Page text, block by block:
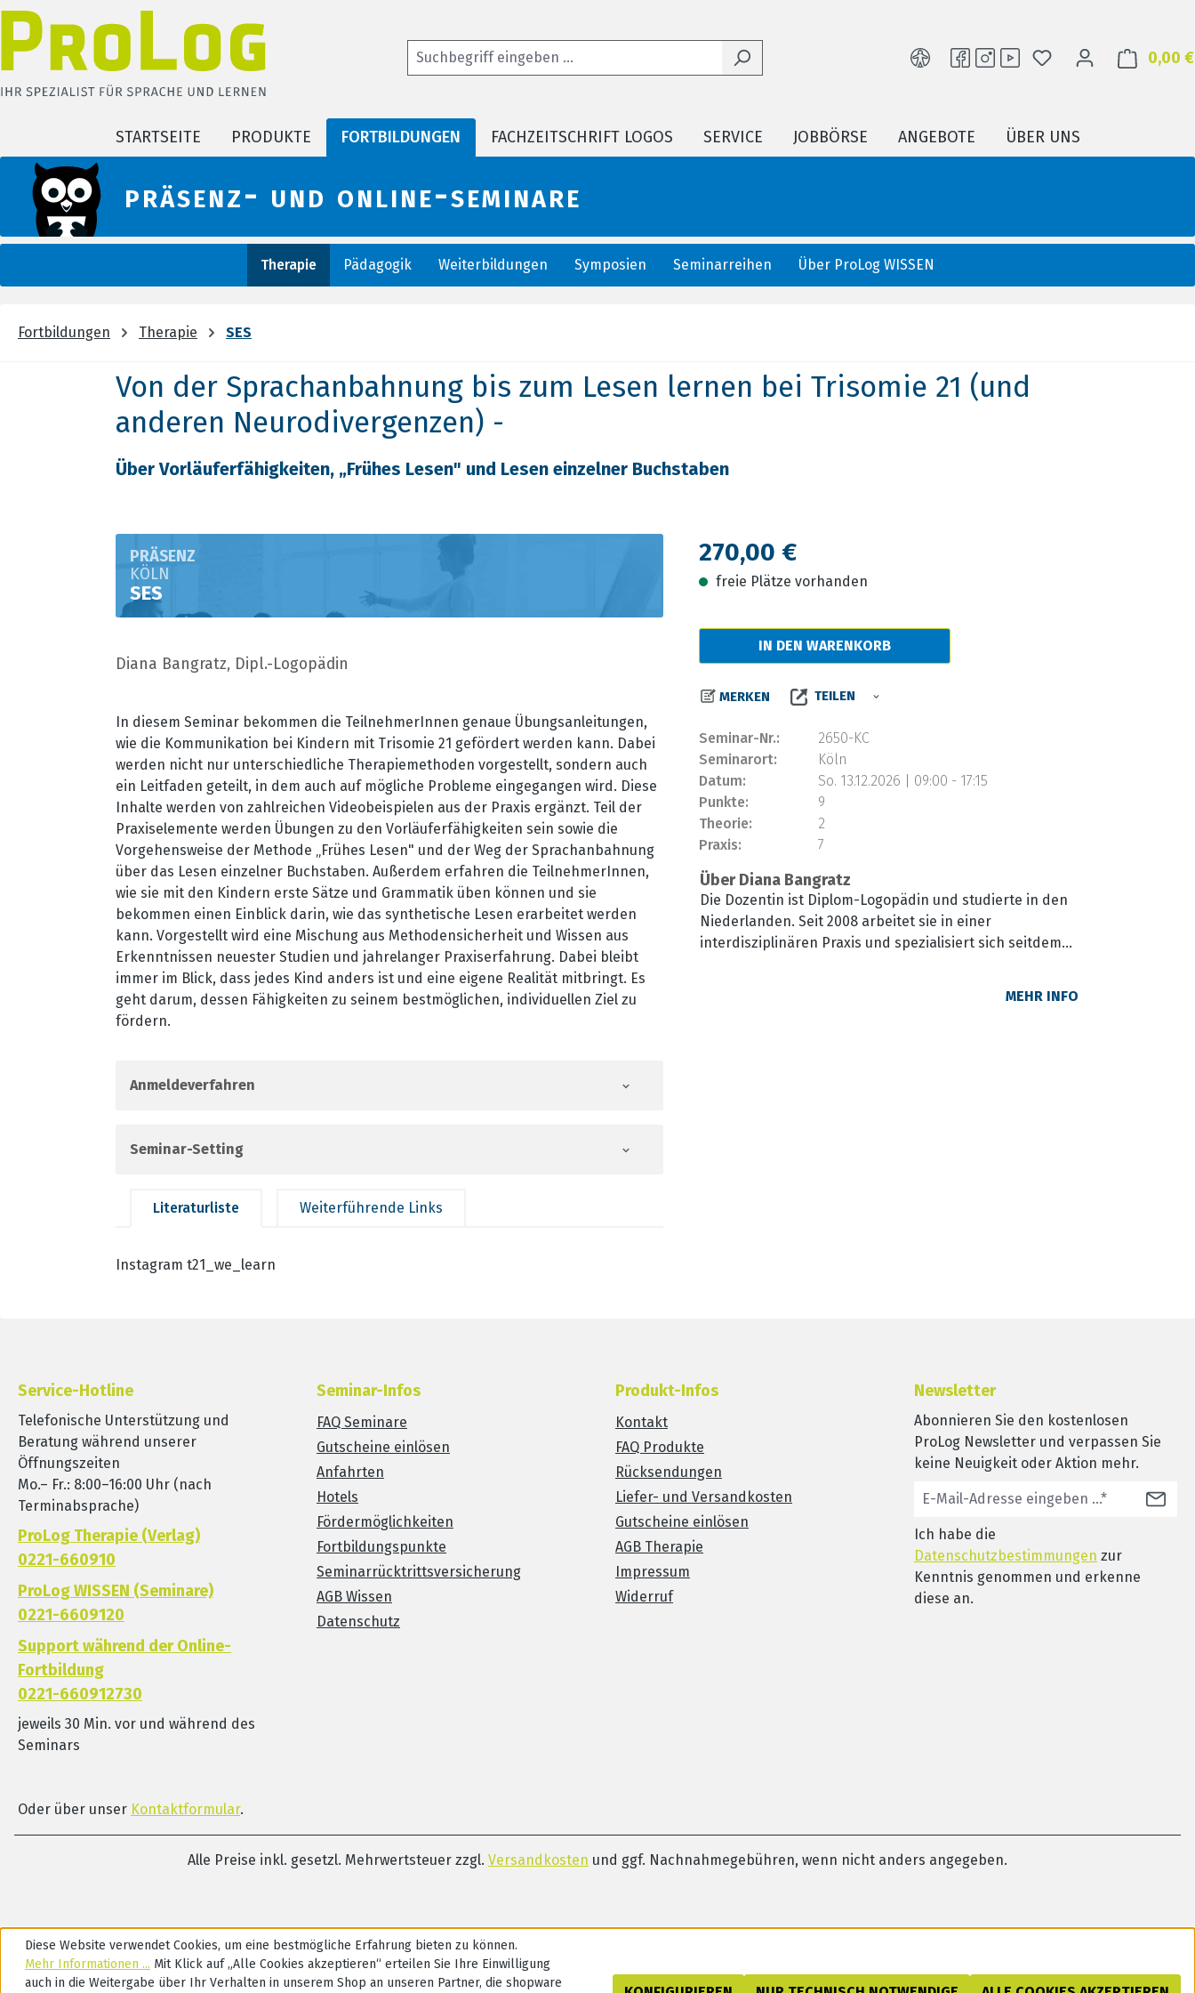
Hauptinhalt springen
Zur Suche springen
Zur Hauptnavigation springen
DU HAST 0 0,00 €
STARTSEITE PRODUKTE FORTBILDUNGEN FACHZEITSCHRIFT LOGOS SERVICE JOBBÖRSE ANGEBOTE ÜBER UNS
präsenz- und online-seminare
Therapie Pädagogik Weiterbildungen Symposien Seminarreihen Über ProLog WISSEN
Fortbildungen Therapie SES
Von der Sprachanbahnung bis zum Lesen lernen bei Trisomie 21 (und
anderen Neurodivergenzen) -
Über Vorläuferfähigkeiten, „Frühes Lesen" und Lesen einzelner Buchstaben
PRÄSENZ
KÖLN
SES
Diana Bangratz, Dipl.-Logopädin
In diesem Seminar bekommen die TeilnehmerInnen genaue Übungsanleitungen,
wie die Kommunikation bei Kindern mit Trisomie 21 gefördert werden kann. Dabei
werden nicht nur unterschiedliche Therapiemethoden vorgestellt, sondern auch
ein Leitfaden geteilt, in dem auch auf mögliche Probleme eingegangen wird. Diese
Inhalte werden von zahlreichen Videobeispielen aus der Praxis ergänzt. Teil der
Praxiselemente werden Übungen zu den Vorläuferfähigkeiten sein sowie die
Vorgehensweise der Methode „Frühes Lesen" und der Weg der Sprachanbahnung
über das Lesen einzelner Buchstaben. Außerdem erfahren die TeilnehmerInnen,
wie sie mit den Kindern erste Sätze und Grammatik üben können und sie
bekommen einen Einblick darin, wie das synthetische Lesen erarbeitet werden
kann. Vorgestellt wird eine Mischung aus Methodensicherheit und Wissen aus
Erkenntnissen neuester Studien und jahrelanger Praxiserfahrung. Dabei bleibt
immer im Blick, dass jedes Kind anders ist und eine eigene Realität mitbringt. Es
geht darum, dessen Fähigkeiten zu seinem bestmöglichen, individuellen Ziel zu
fördern.
Anmeldeverfahren
Seminar-Setting
Literaturliste Weiterführende Links
Instagram t21_we_learn
Regulärer Preis:
270,00 €
freie Plätze vorhanden
IN DEN WARENKORB
MERKEN TEILEN
Seminar-Nr.:
2650-KC
Seminarort:
Köln
Datum:
So. 13.12.2026 | 09:00 - 17:15
Punkte:
9
Theorie:
2
Praxis:
7
Über Diana Bangratz
Die Dozentin ist Diplom-Logopädin und studierte in den
Niederlanden. Seit 2008 arbeitet sie in einer
interdisziplinären Praxis und spezialisiert sich seitdem
nahezu ausschließlich PatientInnen mit Trisomie 21 und
MEHR INFO
Service-Hotline
Telefonische Unterstützung und
Beratung während unserer
Öffnungszeiten
Mo.– Fr.: 8:00–16:00 Uhr (nach
Terminabsprache)
ProLog Therapie (Verlag)
0221-660910
ProLog WISSEN (Seminare)
0221-6609120
Support während der Online-
Fortbildung
0221-660912730
jeweils 30 Min. vor und während des
Seminars
Oder über unser Kontaktformular.
Seminar-Infos
FAQ Seminare
Gutscheine einlösen
Anfahrten
Hotels
Fördermöglichkeiten
Fortbildungspunkte
Seminarrücktrittsversicherung
AGB Wissen
Datenschutz
Produkt-Infos
Kontakt
FAQ Produkte
Rücksendungen
Liefer- und Versandkosten
Gutscheine einlösen
AGB Therapie
Impressum
Widerruf
Newsletter
Abonnieren Sie den kostenlosen
ProLog Newsletter und verpassen Sie
keine Neuigkeit oder Aktion mehr.
Ich habe die
Datenschutzbestimmungen zur
Kenntnis genommen und erkenne
diese an.
Alle Preise inkl. gesetzl. Mehrwertsteuer zzgl. Versandkosten und ggf. Nachnahmegebühren, wenn nicht anders angegeben.
Diese Website verwendet Cookies, um eine bestmögliche Erfahrung bieten zu können.
Mehr Informationen ... Mit Klick auf „Alle Cookies akzeptieren“ erteilen Sie Ihre Einwilligung
auch in die Weitergabe über Ihr Verhalten in unserem Shop an unseren Partner, die shopware